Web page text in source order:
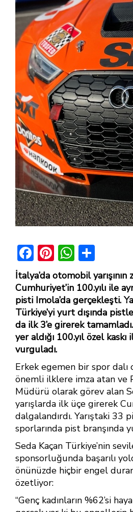
F
ac
e
b
o
ok
Pi
nt
er
e
st
W
h
at
s
A
p
h
ar
e
İtalya’da otomobil
Cumhuriyet’in 100.yılı ile
pisti Imola’da gerçekleşti.
Türkiye’yi yurt dışında
da ilk 3’e girerek
yer aldığı 100.yıl özel
vurguladı.
Erkek egemen bir spor
önemli ilklere imza atan ve
Müdürü olarak görev alan
yarışlarda ilk üçe girerek
dalgalandırdı. Yarıştaki 33
sporlarında pist branşında
Seda Kaçan Türkiye’nin
sponsorluğunda başarılı
önünüzde hiçbir engel
özetliyor:
“Genç kadınların %62’si